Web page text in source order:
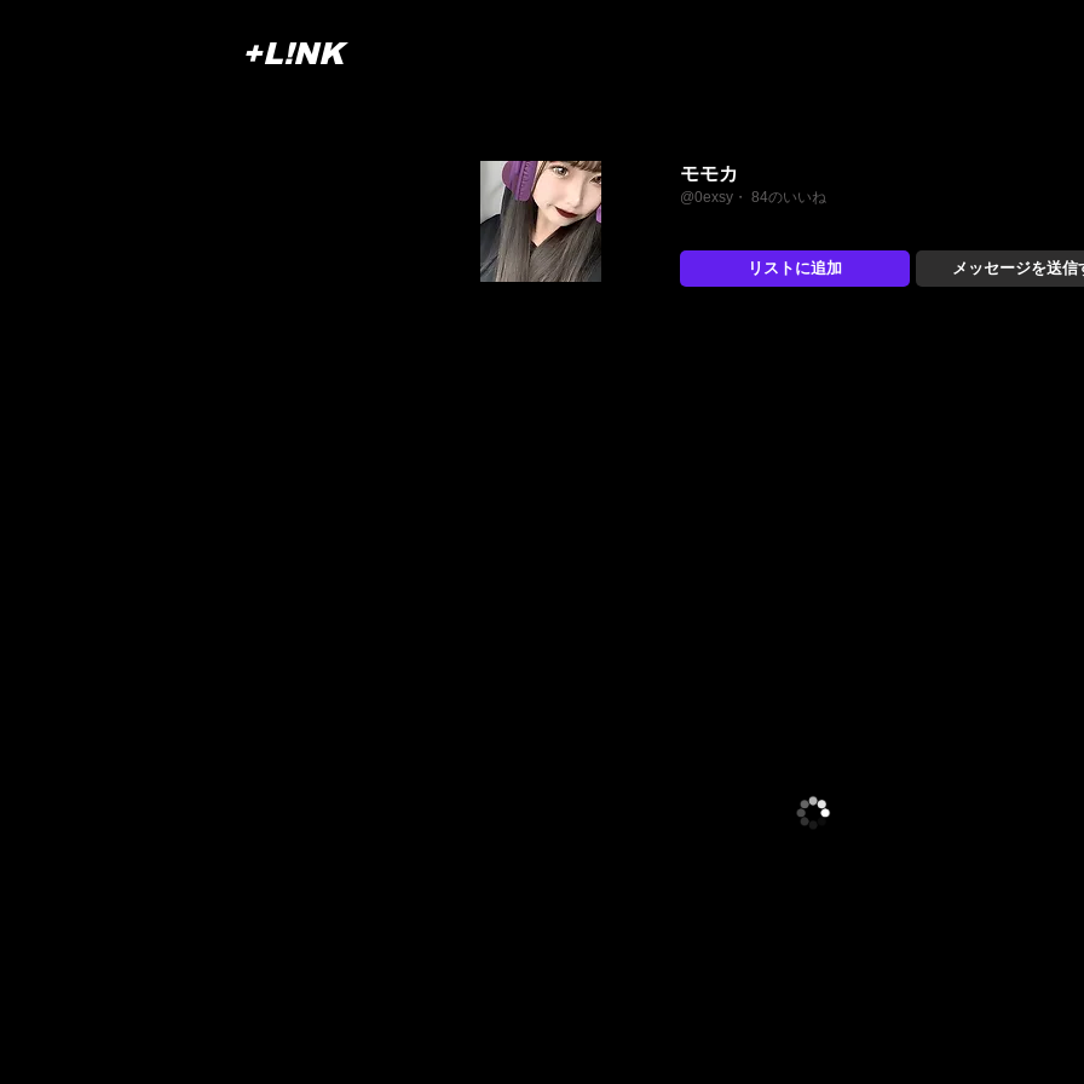
+L!NK
モモカ
@0exsy・ 84のいいね
リストに追加 メッセージを送信